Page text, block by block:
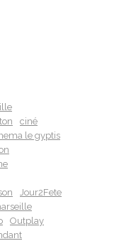
ciné
le gyptis
Jour2Fete
Outplay